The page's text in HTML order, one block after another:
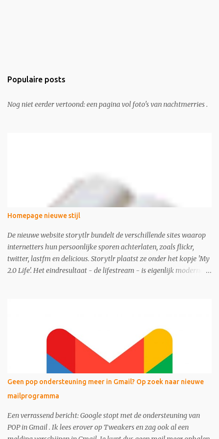
Populaire posts
Nog niet eerder vertoond: een pagina vol foto's van nachtmerries .
Homepage nieuwe stijl
De nieuwe website storytlr bundelt de verschillende sites waarop
internetters hun persoonlijke sporen achterlaten, zoals flickr,
twitter, lastfm en delicious. Storytlr plaatst ze onder het kopje 'My
2.0 Life'. Het eindresultaat - de lifestream - is eigenlijk moderne
Geen pop ondersteuning meer in Gmail? Op zoek naar nieuwe
mailprogramma
Een verrassend bericht: Google stopt met de ondersteuning van
POP in Gmail . Ik lees erover op Tweakers en zag ook al een